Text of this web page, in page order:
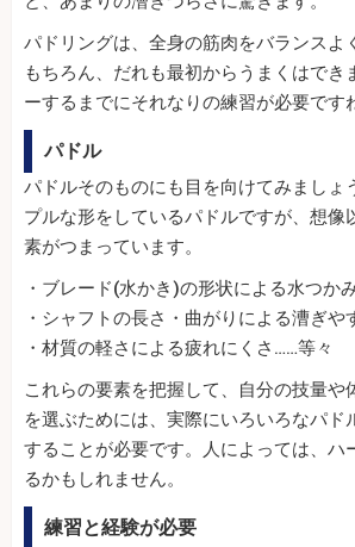
パドリングは、全身の筋肉をバランスよ
もちろん、だれも最初からうまくはでき
ーするまでにそれなりの練習が必要です
パドル
パドルそのものにも目を向けてみましょ
プルな形をしているパドルですが、想像
素がつまっています。
・ブレード(水かき)の形状による水つか
・シャフトの長さ・曲がりによる漕ぎや
・材質の軽さによる疲れにくさ……等々
これらの要素を把握して、自分の技量や
を選ぶためには、実際にいろいろなパド
することが必要です。人によっては、ハ
るかもしれません。
練習と経験が必要